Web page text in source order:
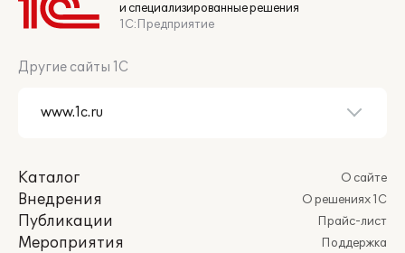
и специализированные решения
1С:Предприятие
Другие сайты 1С
Каталог
Внедрения
Публикации
Мероприятия
О сайте
О решениях 1С
Прайс-лист
Поддержка